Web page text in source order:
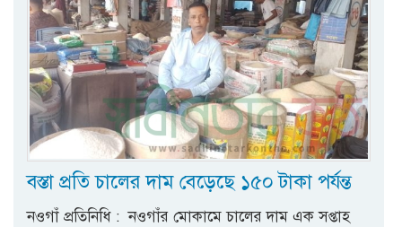
বস্তা প্রতি চালের দাম বেড়েছে ১৫০ টাকা পর্যন্ত
নওগাঁ প্রতিনিধি : নওগাঁর মোকামে চালের দাম এক সপ্তাহ